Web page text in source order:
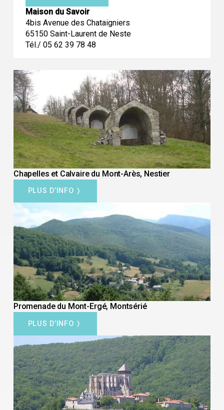
Maison du Savoir
4bis Avenue des Chataigniers
65150 Saint-Laurent de Neste
Tél./ 05 62 39 78 48
Chapelles et Calvaire du Mont-Arès, Nestier
PLUS D’INFO
Promenade du Mont-Ergé, Montsérié
PLUS D’INFO